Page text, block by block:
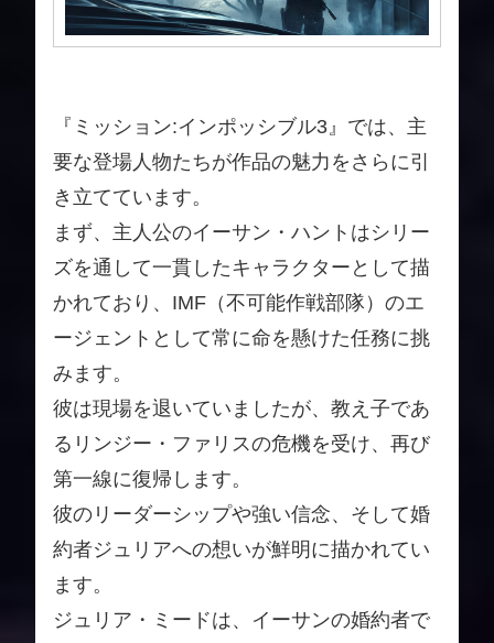
『ミッション:インポッシブル3』では、主
要な登場人物たちが作品の魅力をさらに引
き立てています。
まず、主人公のイーサン・ハントはシリー
ズを通して一貫したキャラクターとして描
かれており、IMF（不可能作戦部隊）のエ
ージェントとして常に命を懸けた任務に挑
みます。
彼は現場を退いていましたが、教え子であ
るリンジー・ファリスの危機を受け、再び
第一線に復帰します。
彼のリーダーシップや強い信念、そして婚
約者ジュリアへの想いが鮮明に描かれてい
ます。
ジュリア・ミードは、イーサンの婚約者で